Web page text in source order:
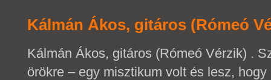
Kálmán Ákos, gitáros (Rómeó
Kálmán Ákos, gitáros (Rómeó Vérzik) .
örökre – egy misztikum volt és lesz,